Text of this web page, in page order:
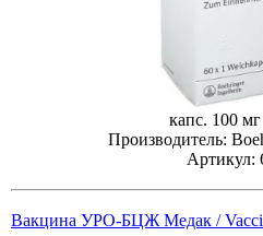
капс. 100
Производитель:
Артикул:
Вакцина УРО-БЦЖ Медак /